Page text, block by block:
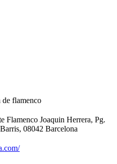
de flamenco
Flamenco Joaquin Herrera, Pg.
08042 Barcelona